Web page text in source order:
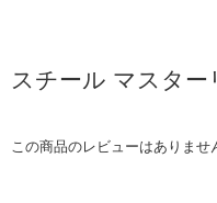
スチール マスタ
この商品のレビューはありませ